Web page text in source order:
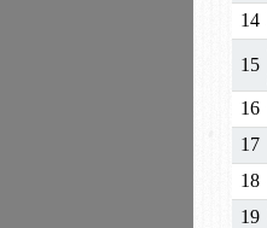
14
15
16
17
18
19